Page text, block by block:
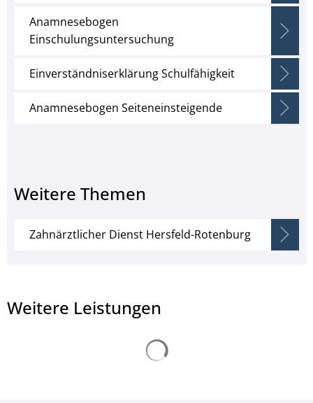
Anamnesebogen
Einschulungsuntersuchung
Einverständniserklärung Schulfähigkeit
Anamnesebogen Seiteneinsteigende
Weitere Themen
Zahnärztlicher Dienst Hersfeld-Rotenburg
Weitere Leistungen